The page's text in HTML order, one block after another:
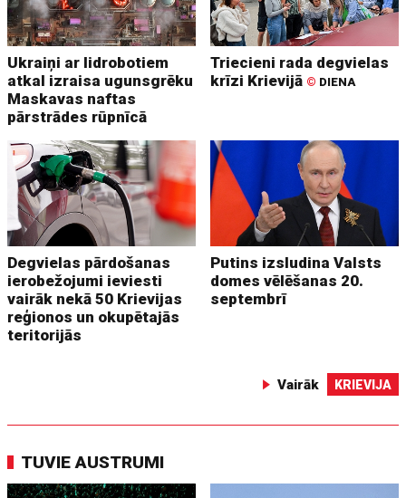
Ukraiņi ar lidrobotiem
atkal izraisa ugunsgrēku
Maskavas naftas
pārstrādes rūpnīcā
Triecieni rada degvielas
krīzi Krievijā © DIENA
Degvielas pārdošanas
ierobežojumi ieviesti
vairāk nekā 50 Krievijas
reģionos un okupētajās
teritorijās
Putins izsludina Valsts
domes vēlēšanas 20.
septembrī
Vairāk KRIEVIJA
TUVIE AUSTRUMI